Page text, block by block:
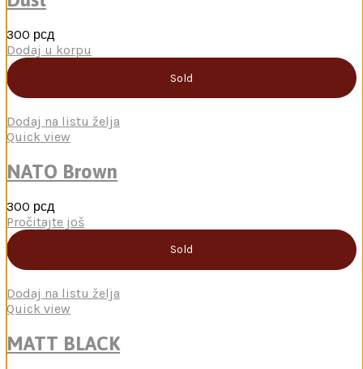
300 рсд
Dodaj u korpu
Sold
Dodaj na listu želja
Quick view
NATO Brown
300 рсд
Pročitajte još
Sold
Dodaj na listu želja
Quick view
MATT BLACK